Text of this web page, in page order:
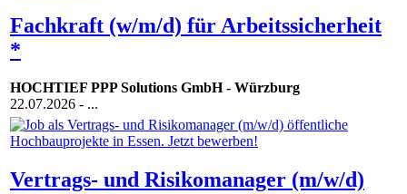
Fachkraft (w/m/d) für Arbeitssicherheit
*
HOCHTIEF PPP Solutions GmbH- Würzburg
22.07.2026 - ...
Vertrags- und Risikomanager (m/w/d)